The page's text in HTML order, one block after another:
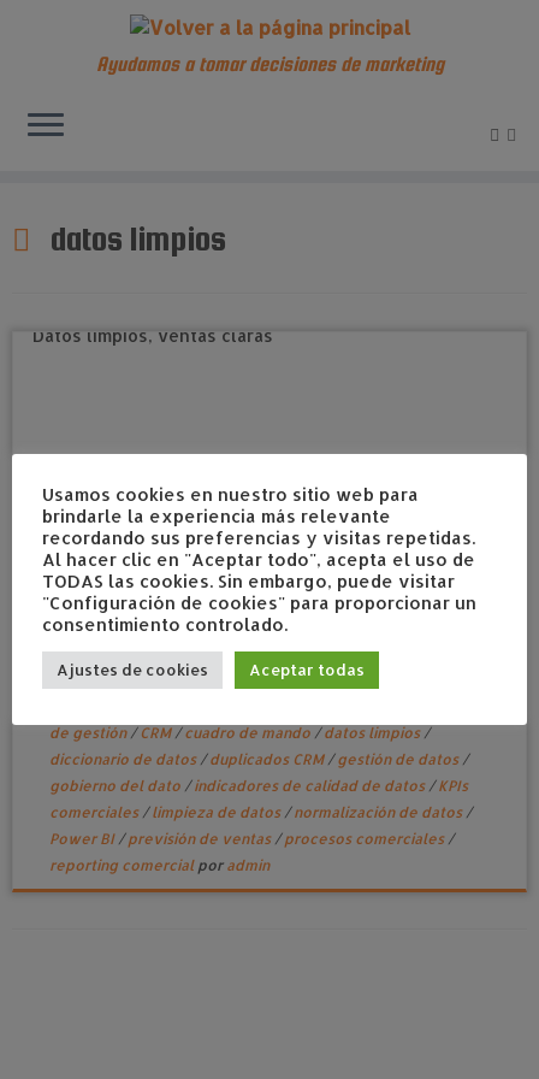
contenido
Ayudamos a tomar decisiones de marketing
datos limpios
Datos limpios, ventas claras
marzo 2, 2026enEmpresas con potencial de crecimiento
de gestión / CRM /cuadro de mando /datos limpios /
diccionario de datos /duplicados CRM /gestión de datos /
gobierno del dato /indicadores de calidad de datos /KPIs
comerciales /limpieza de datos /normalización de datos /
Power BI /previsión de ventas /procesos comerciales /
reporting comercial por admin
Usamos cookies en nuestro sitio web para
brindarle la experiencia más relevante
recordando sus preferencias y visitas repetidas.
Al hacer clic en "Aceptar todo", acepta el uso de
TODAS las cookies. Sin embargo, puede visitar
"Configuración de cookies" para proporcionar un
consentimiento controlado.
Ajustes de cookies Aceptar todas